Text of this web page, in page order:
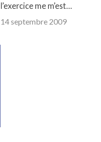
l’exercice me m’est…
14 septembre 2009